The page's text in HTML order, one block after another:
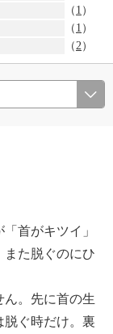
（ 1 ）
（ 1 ）
（2）
首がキツイ」
また脱ぐのにひ
ん。先に首の生
脱ぐ時だけ。裏